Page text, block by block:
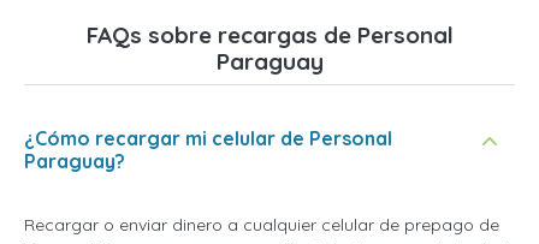
FAQs sobre recargas de Personal
Paraguay
¿Cómo recargar mi celular de Personal
Paraguay?
Recargar o enviar dinero a cualquier celular de prepago de